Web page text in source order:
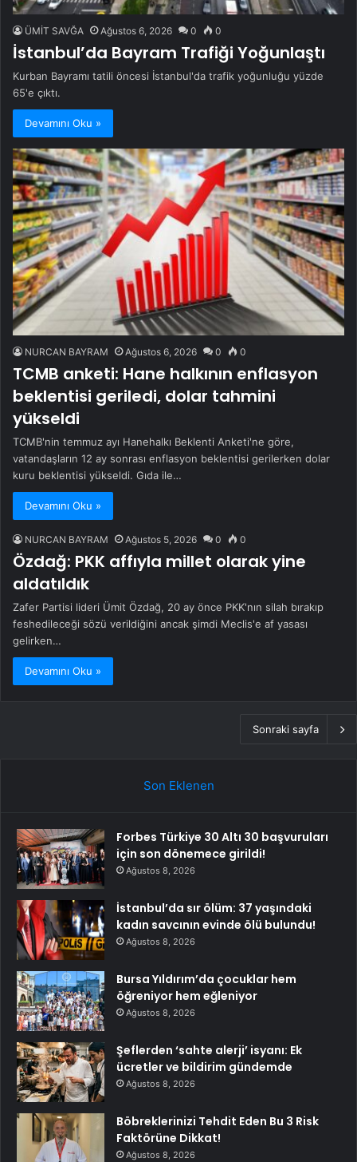
ÜMİT SAVĞA Ağustos 6, 2026 0 0
İstanbul’da Bayram Trafiği Yoğunlaştı
Kurban Bayramı tatili öncesi İstanbul'da trafik yoğunluğu yüzde
65'e çıktı.
Devamını Oku »
NURCAN BAYRAM Ağustos 6, 2026 0 0
TCMB anketi: Hane halkının enflasyon
beklentisi geriledi, dolar tahmini
yükseldi
TCMB'nin temmuz ayı Hanehalkı Beklenti Anketi'ne göre,
vatandaşların 12 ay sonrası enflasyon beklentisi gerilerken dolar
kuru beklentisi yükseldi. Gıda ile…
Devamını Oku »
NURCAN BAYRAM Ağustos 5, 2026 0 0
Özdağ: PKK affıyla millet olarak yine
aldatıldık
Zafer Partisi lideri Ümit Özdağ, 20 ay önce PKK'nın silah bırakıp
feshedileceği sözü verildiğini ancak şimdi Meclis'e af yasası
gelirken…
Devamını Oku »
Sonraki sayfa
Son Eklenen
Forbes Türkiye 30 Altı 30 başvuruları
için son dönemece girildi!
Ağustos 8, 2026
İstanbul’da sır ölüm: 37 yaşındaki
kadın savcının evinde ölü bulundu!
Ağustos 8, 2026
Bursa Yıldırım’da çocuklar hem
öğreniyor hem eğleniyor
Ağustos 8, 2026
Şeflerden ‘sahte alerji’ isyanı: Ek
ücretler ve bildirim gündemde
Ağustos 8, 2026
Böbreklerinizi Tehdit Eden Bu 3 Risk
Faktörüne Dikkat!
Ağustos 8, 2026